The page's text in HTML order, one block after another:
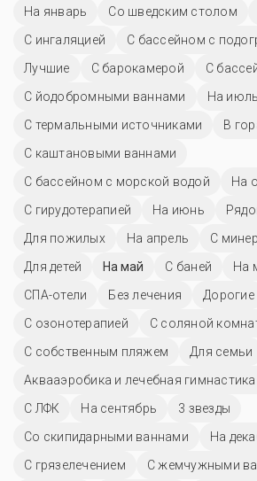
На январь Со шведским столом
С ингаляцией
С бассейном с
Лучшие
С барокамерой
C
С йодобромными ваннами
На июль
С термальными источниками
В
С каштановыми ваннами
С бассейном с морской водой
На
С гирудотерапией
На июнь
Для пожилых
На апрель
С
Для детей
На май С баней На
СПА-отели
Без лечения
Дорогие
С озонотерапией
С соляной
С собственным пляжем
Для семьи
Аквааэробика и лечебная
С ЛФК
На сентябрь
3 звезды
Со скипидарными ваннами
На
С грязелечением
С жемчужными